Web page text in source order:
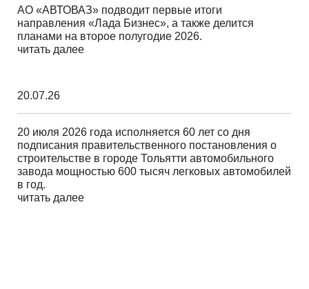
АО «АВТОВАЗ» подводит первые итоги
направления «Лада Бизнес», а также делится
планами на второе полугодие 2026.
читать далее
20.07.26
20 июля 2026 года исполняется 60 лет со дня
подписания правительственного постановления о
строительстве в городе Тольятти автомобильного
завода мощностью 600 тысяч легковых автомобилей
в год.
читать далее